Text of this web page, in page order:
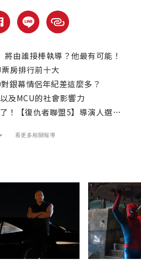
將由誰接棒執導？他最有可能！
房排行前十大
銀幕情侶年紀差這麼多？
及MCU的社會影響力
【復仇者聯盟5】導演人選曝光
看更多相關報導